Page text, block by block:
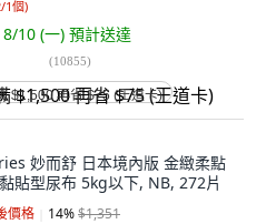
1個)
8/10 (一) 預計送達
(10855)
$1,500 再省 $75 (王道卡)
妙而舒 日本境內版 金緻柔點
貼型尿布 5kg以下, NB, 272片
價格 14%$1,351